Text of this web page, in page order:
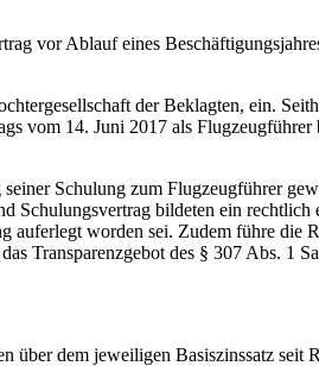
vor Ablauf eines
der Beklagten, ein.
vom 14. Juni 2017 als
Schulung zum Flugzeugführer
Schulungsvertrag bildeten ein
worden sei. Zudem führe die
Transparenzgebot des § 307 Abs. 1
dem jeweiligen Basiszinssatz seit